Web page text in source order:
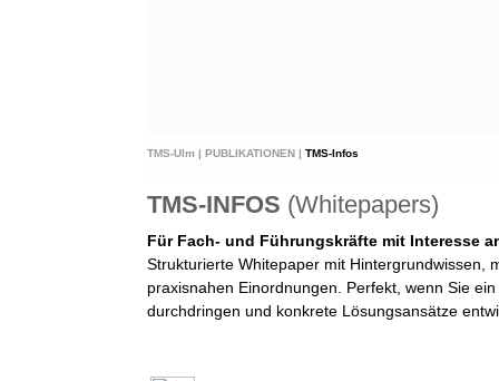
TMS-Ulm | PUBLIKATIONEN | TMS-Infos
TMS-INFOS (Whitepapers)
Für Fach- und Führungskräfte mit Interesse
Strukturierte Whitepaper mit Hintergrundwissen,
praxisnahen Einordnungen. Perfekt, wenn Sie
durchdringen und konkrete Lösungsansätze